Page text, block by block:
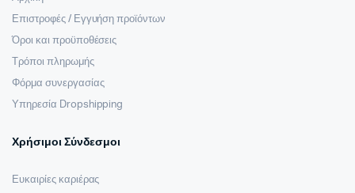
Επιστροφές / Εγγυήση προϊόντων
Όροι και προϋποθέσεις
Τρόποι πληρωμής
Φόρμα συνεργασίας
Υπηρεσία Dropshipping
Χρήσιμοι Σύνδεσμοι
Ευκαιρίες καριέρας